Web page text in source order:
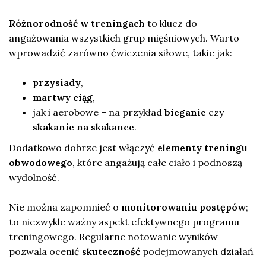
Różnorodność w treningach to klucz do
angażowania wszystkich grup mięśniowych. Warto
wprowadzić zarówno ćwiczenia siłowe, takie jak:
przysiady,
martwy ciąg,
jak i aerobowe – na przykład bieganie czy
skakanie na skakance.
Dodatkowo dobrze jest włączyć elementy treningu
obwodowego, które angażują całe ciało i podnoszą
wydolność.
Nie można zapomnieć o monitorowaniu postępów;
to niezwykle ważny aspekt efektywnego programu
treningowego. Regularne notowanie wyników
pozwala ocenić skuteczność podejmowanych działań